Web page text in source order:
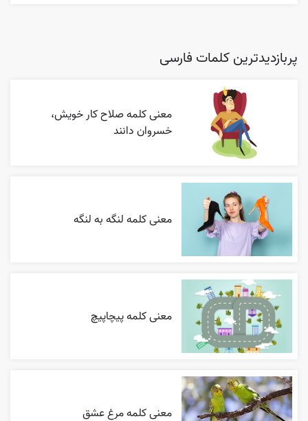
پربازدیدترین کلمات فارسی
معنی کلمه صلاح کار خویش،
خسروان دانند
معنی کلمه لنگه به لنگه
معنی کلمه پیچاپیچ
معنی کلمه مرغ عشق